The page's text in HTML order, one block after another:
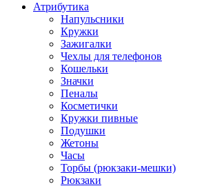
Атрибутика
Напульсники
Кружки
Зажигалки
Чехлы для телефонов
Кошельки
Значки
Пеналы
Косметички
Кружки пивные
Подушки
Жетоны
Часы
Торбы (рюкзаки-мешки)
Рюкзаки